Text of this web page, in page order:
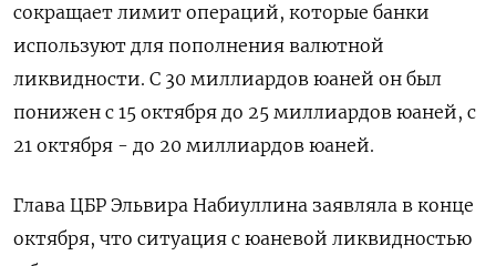
сокращает лимит операций, которые банки
используют для пополнения валютной
ликвидности. С 30 миллиардов юаней он был
понижен с 15 октября до 25 миллиардов юаней, с
21 октября - до 20 миллиардов юаней.
Глава ЦБР Эльвира Набиуллина заявляла в конце
октября, что ситуация с юаневой ликвидностью